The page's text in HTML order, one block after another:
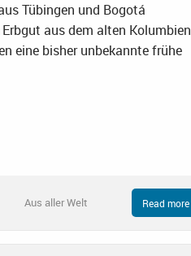
Tübingen und Bogotá
aus dem alten Kolumbien
eine bisher unbekannte frühe
Aus aller Welt Read more